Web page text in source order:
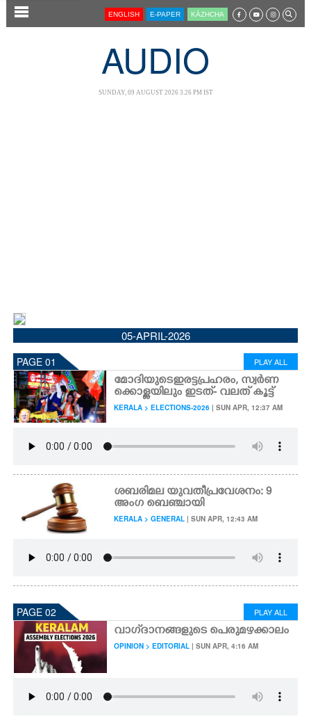
SECTIONS
CINEMA
OPINION
PHOTOS
LIFESTYLE
SPIRITUAL
ASTRO
CARTOONS
ENGLISH E-PAPER KĀZHCHA
AUDIO
SUNDAY, 09 AUGUST 2026 3.26 PM IST
05-APRIL-2026
PAGE 01 PLAY ALL
മോദിയുടെ ഇരട്ടപ്രഹരം, സ്വർണ
ക്കൊള്ളയിലും ഇടത്- വലത് കൂട്ട്
KERALA > ELECTIONS-2026 | SUN APR, 12:37 AM
ശബരിമല യുവതീപ്രവേശനം: 9
അംഗ ബെഞ്ചായി
KERALA > GENERAL | SUN APR, 12:43 AM
PAGE 02 PLAY ALL
വാഗ്‌ദാനങ്ങളുടെ പെരുമഴക്കാലം
OPINION > EDITORIAL | SUN APR, 4:16 AM